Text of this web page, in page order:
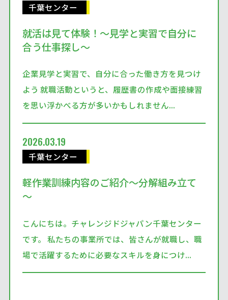
千葉センター
就活は見て体験！～見学と実習で自分に
合う仕事探し～
企業見学と実習で、自分に合った働き方を見つけ
よう 就職活動というと、履歴書の作成や面接練習
を思い浮かべる方が多いかもしれません...
2026.03.19
千葉センター
軽作業訓練内容のご紹介～分解組み立て
～
こんにちは。チャレンジドジャパン千葉センター
です。 私たちの事業所では、皆さんが就職し、職
場で活躍するために必要なスキルを身につけ...